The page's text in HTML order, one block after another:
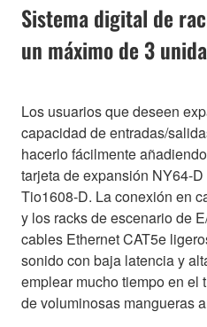
Sistema digital de
un máximo de 3
Los usuarios que deseen
capacidad de entradas/
hacerlo fácilmente
tarjeta de expansión NY64-
Tio1608-D. La conexión en
y los racks de escenario de
cables Ethernet CAT5e
sonido con baja latencia y
emplear mucho tiempo en el
de voluminosas mangueras